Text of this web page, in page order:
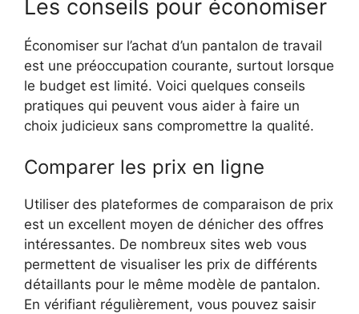
Les conseils pour économiser
Économiser sur l’achat d’un pantalon de travail
est une préoccupation courante, surtout lorsque
le budget est limité. Voici quelques conseils
pratiques qui peuvent vous aider à faire un
choix judicieux sans compromettre la qualité.
Comparer les prix en ligne
Utiliser des plateformes de comparaison de prix
est un excellent moyen de dénicher des offres
intéressantes. De nombreux sites web vous
permettent de visualiser les prix de différents
détaillants pour le même modèle de pantalon.
En vérifiant régulièrement, vous pouvez saisir